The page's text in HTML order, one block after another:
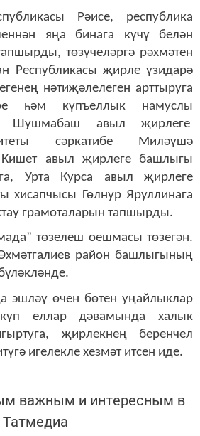
Рәисе, республика
яңа бинага күчү белән
төзүчеләргә рәхмәтен
Республикасы җирле үзидарә
нәтиҗәлелеген арттыруга
һәм күпъеллык намуслы
Шушмабаш авыл җирлеге
сәркатибе Миләүшә
Кишет авыл җирлеге башлыгы
Урта Курса авыл җирлеге
хисапчысы Гөлнур Яруллинага
грамоталарын тапшырды.
төзелеш оешмасы төзегән.
район башлыгының
эшләү өчен бөтен уңайлыклар
еллар дәвамында халык
җирлекнең беренчел
игелекле хезмәт итсен иде.
важным и интересным в
Татмедиа